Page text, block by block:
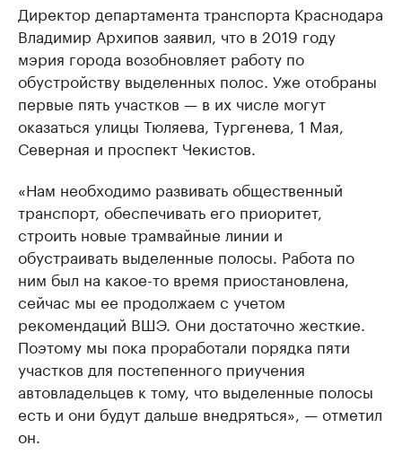
Директор департамента транспорта Краснодара
Владимир Архипов заявил, что в 2019 году
мэрия города возобновляет работу по
обустройству выделенных полос. Уже отобраны
первые пять участков — в их числе могут
оказаться улицы Тюляева, Тургенева, 1 Мая,
Северная и проспект Чекистов.
«Нам необходимо развивать общественный
транспорт, обеспечивать его приоритет,
строить новые трамвайные линии и
обустраивать выделенные полосы. Работа по
ним был на какое-то время приостановлена,
сейчас мы ее продолжаем с учетом
рекомендаций ВШЭ. Они достаточно жесткие.
Поэтому мы пока проработали порядка пяти
участков для постепенного приучения
автовладельцев к тому, что выделенные полосы
есть и они будут дальше внедряться», — отметил
он.